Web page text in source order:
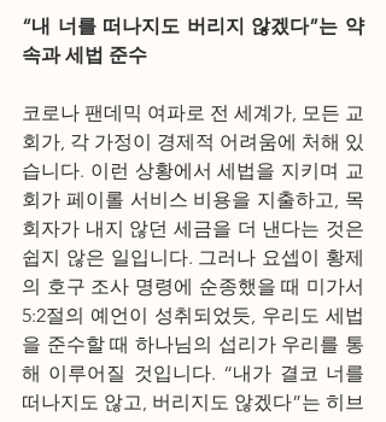
“내 너를 떠나지도 버리지 않겠다”는 약
속과 세법 준수
코로나 팬데믹 여파로 전 세계가, 모든 교
회가, 각 가정이 경제적 어려움에 처해 있
습니다. 이런 상황에서 세법을 지키며 교
회가 페이롤 서비스 비용을 지출하고, 목
회자가 내지 않던 세금을 더 낸다는 것은
쉽지 않은 일입니다. 그러나 요셉이 황제
의 호구 조사 명령에 순종했을 때 미가서
5:2절의 예언이 성취되었듯, 우리도 세법
을 준수할 때 하나님의 섭리가 우리를 통
해 이루어질 것입니다. “내가 결코 너를
떠나지도 않고, 버리지도 않겠다”는 히브